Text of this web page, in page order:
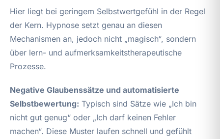
Hier liegt bei geringem Selbstwertgefühl in der Regel
der Kern. Hypnose setzt genau an diesen
Mechanismen an, jedoch nicht „magisch“, sondern
über lern- und aufmerksamkeitstherapeutische
Prozesse.
Negative Glaubenssätze und automatisierte
Selbstbewertung: Typisch sind Sätze wie „Ich bin
nicht gut genug“ oder „Ich darf keinen Fehler
machen“. Diese Muster laufen schnell und gefühlt